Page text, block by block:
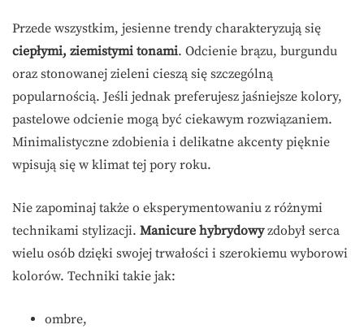
Przede wszystkim, jesienne trendy charakteryzują się
ciepłymi, ziemistymi tonami. Odcienie brązu, burgundu
oraz stonowanej zieleni cieszą się szczególną
popularnością. Jeśli jednak preferujesz jaśniejsze kolory,
pastelowe odcienie mogą być ciekawym rozwiązaniem.
Minimalistyczne zdobienia i delikatne akcenty pięknie
wpisują się w klimat tej pory roku.
Nie zapominaj także o eksperymentowaniu z różnymi
technikami stylizacji. Manicure hybrydowyzdobył serca
wielu osób dzięki swojej trwałości i szerokiemu wyborowi
kolorów. Techniki takie jak:
ombre,